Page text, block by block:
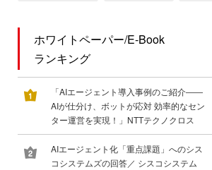
ホワイトペーパー/E-Book
ランキング
「AIエージェント導入事例のご紹介――
AIが仕分け、ボットが応対 効率的なセン
ター運営を実現！」NTTテクノクロス
AIエージェント化「重点課題」へのシス
コシステムズの回答／ シスコシステム